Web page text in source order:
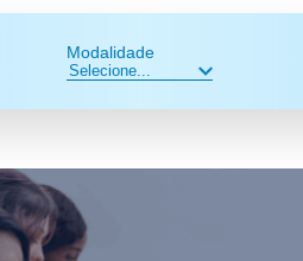
Modalidade